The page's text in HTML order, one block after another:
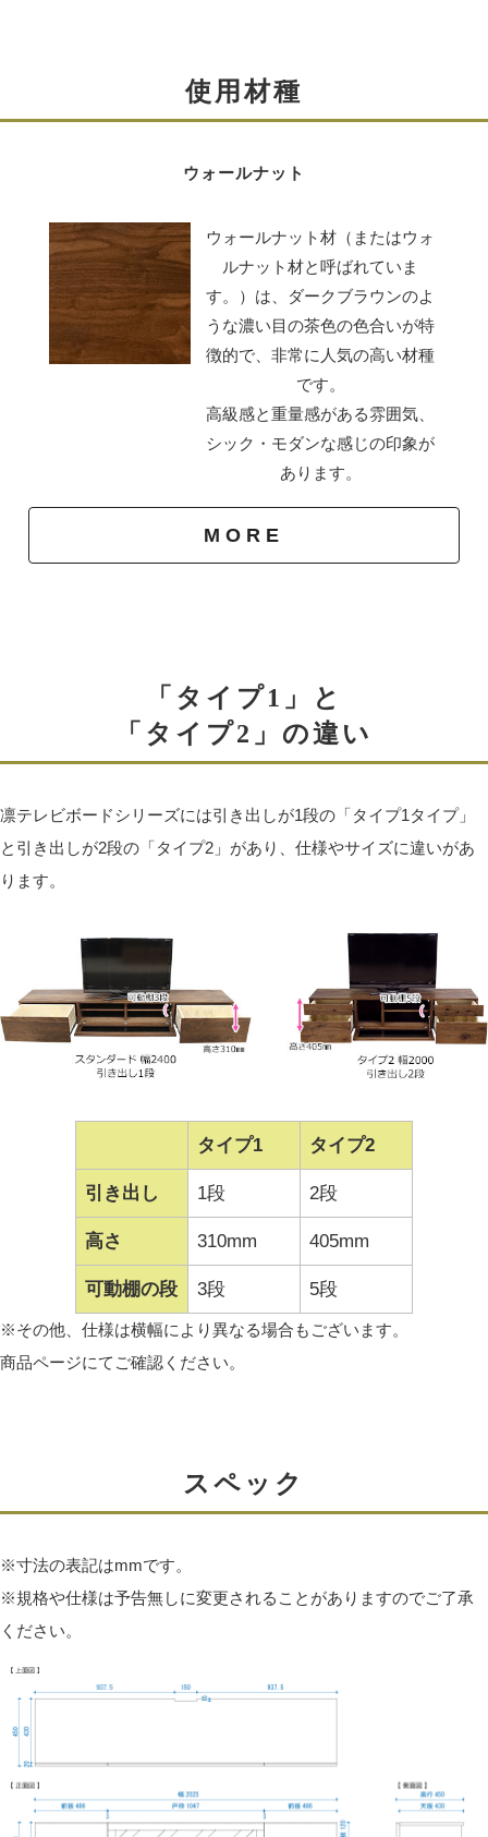
ソフトダウンステー
す。
手荒に開閉しても静かに動作します。
また、前板にガラスを使用しているので扉を閉じてもリ
モコンの操作も可能。
永くお使いいただくと、扉の開閉の繰り返しが原因でネ
ジが緩み、がたつきを起こすことがあります。
その場合はドライバーでネジを閉めなおし調整すること
伝統技法「蟻組」
引き出しは「蟻組（ダブテール）」と呼ばれる組み方で
使用材種
ウォールナット
ウォールナット材（またはウォ
ルナット材と呼ばれていま
す。）は、ダークブラウンのよ
うな濃い目の茶色の色合いが特
徴的で、非常に人気の高い材種
です。
高級感と重量感がある雰囲気、
シック・モダンな感じの印象が
あります。
MORE
「タイプ1」と
「タイプ2」の違い
凛テレビボードシリーズには引き出しが1段の「タイプ1タイプ」
と引き出しが2段の「タイプ2」があり、仕様やサイズに違いがあ
ります。
タイプ1 タイプ2
引き出し 1段 2段
高さ 310mm 405mm
可動棚の段 3段 5段
※その他、仕様は横幅により異なる場合もございます。
商品ページにてご確認ください。
スペック
※寸法の表記はmmです。
※規格や仕様は予告無しに変更されることがありますのでご了承
ください。